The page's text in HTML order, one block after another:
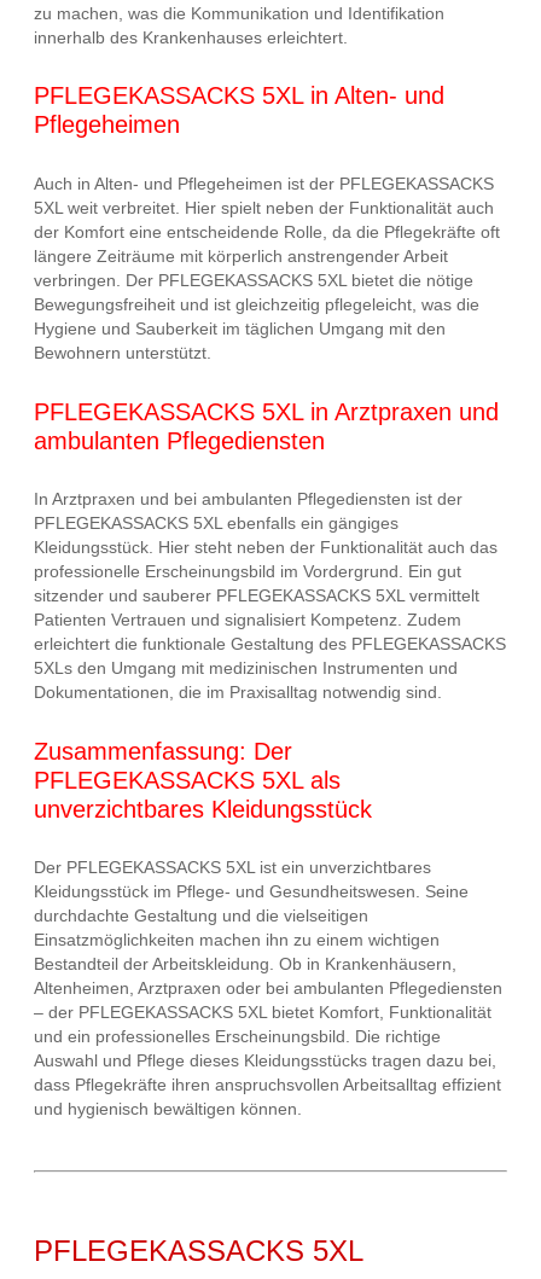
zu machen, was die Kommunikation und Identifikation
innerhalb des Krankenhauses erleichtert.
PFLEGEKASSACKS 5XL in Alten- und
Pflegeheimen
Auch in Alten- und Pflegeheimen ist der PFLEGEKASSACKS
5XL weit verbreitet. Hier spielt neben der Funktionalität auch
der Komfort eine entscheidende Rolle, da die Pflegekräfte oft
längere Zeiträume mit körperlich anstrengender Arbeit
verbringen. Der PFLEGEKASSACKS 5XL bietet die nötige
Bewegungsfreiheit und ist gleichzeitig pflegeleicht, was die
Hygiene und Sauberkeit im täglichen Umgang mit den
Bewohnern unterstützt.
PFLEGEKASSACKS 5XL in Arztpraxen und
ambulanten Pflegediensten
In Arztpraxen und bei ambulanten Pflegediensten ist der
PFLEGEKASSACKS 5XL ebenfalls ein gängiges
Kleidungsstück. Hier steht neben der Funktionalität auch das
professionelle Erscheinungsbild im Vordergrund. Ein gut
sitzender und sauberer PFLEGEKASSACKS 5XL vermittelt
Patienten Vertrauen und signalisiert Kompetenz. Zudem
erleichtert die funktionale Gestaltung des PFLEGEKASSACKS
5XLs den Umgang mit medizinischen Instrumenten und
Dokumentationen, die im Praxisalltag notwendig sind.
Zusammenfassung: Der
PFLEGEKASSACKS 5XL als
unverzichtbares Kleidungsstück
Der PFLEGEKASSACKS 5XL ist ein unverzichtbares
Kleidungsstück im Pflege- und Gesundheitswesen. Seine
durchdachte Gestaltung und die vielseitigen
Einsatzmöglichkeiten machen ihn zu einem wichtigen
Bestandteil der Arbeitskleidung. Ob in Krankenhäusern,
Altenheimen, Arztpraxen oder bei ambulanten Pflegediensten
– der PFLEGEKASSACKS 5XL bietet Komfort, Funktionalität
und ein professionelles Erscheinungsbild. Die richtige
Auswahl und Pflege dieses Kleidungsstücks tragen dazu bei,
dass Pflegekräfte ihren anspruchsvollen Arbeitsalltag effizient
und hygienisch bewältigen können.
PFLEGEKASSACKS 5XL